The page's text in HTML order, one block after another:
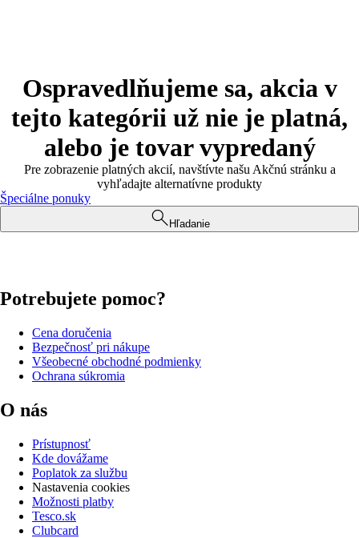
Ospravedlňujeme sa, akcia v
tejto kategórii už nie je platná,
alebo je tovar vypredaný
Pre zobrazenie platných akcií, navštívte našu Akčnú stránku a
vyhľadajte alternatívne produkty
Špeciálne ponuky
Hľadanie
Potrebujete pomoc?
Cena doručenia
Bezpečnosť pri nákupe
Všeobecné obchodné podmienky
Ochrana súkromia
O nás
Prístupnosť
Kde dovážame
Poplatok za službu
Nastavenia cookies
Možnosti platby
Tesco.sk
Clubcard